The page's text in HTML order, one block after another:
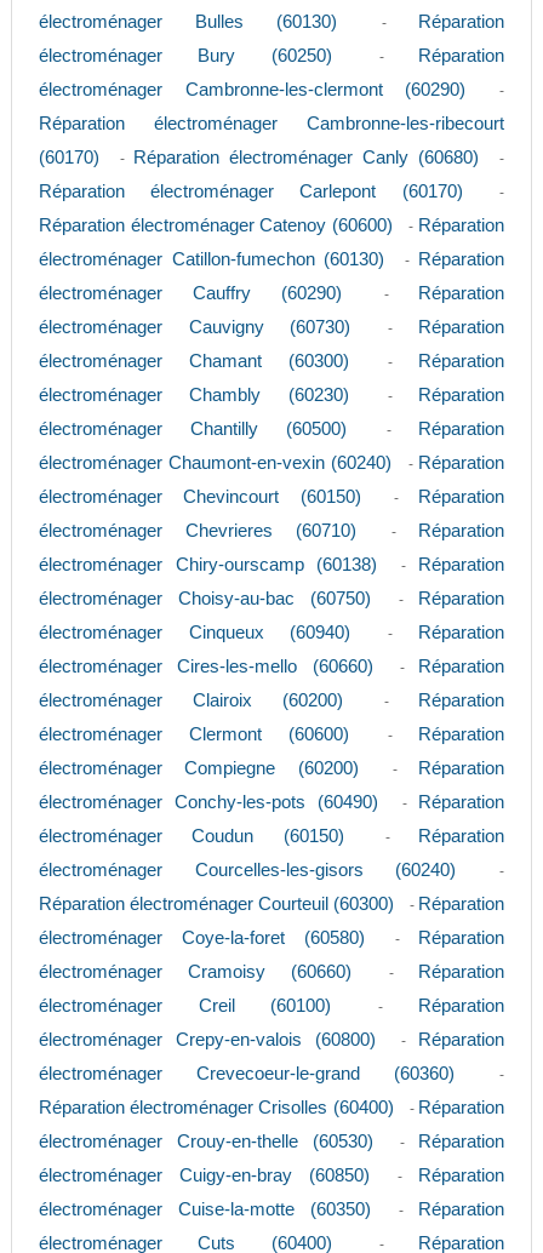
électroménager Bulles (60130)
-
Réparation
électroménager Bury (60250)
-
Réparation
électroménager Cambronne-les-clermont (60290)
-
Réparation électroménager Cambronne-les-ribecourt
(60170)
- Réparation électroménager Canly (60680) -
Réparation électroménager Carlepont (60170) -
Réparation électroménager Catenoy (60600) - Réparation
électroménager Catillon-fumechon (60130)
-
Réparation
électroménager Cauffry (60290)
-
Réparation
électroménager Cauvigny (60730)
-
Réparation
électroménager Chamant (60300)
-
Réparation
électroménager Chambly (60230)
-
Réparation
électroménager Chantilly (60500)
-
Réparation
électroménager Chaumont-en-vexin (60240)
- Réparation
électroménager Chevincourt (60150)
-
Réparation
électroménager Chevrieres (60710)
-
Réparation
électroménager Chiry-ourscamp (60138)
-
Réparation
électroménager Choisy-au-bac (60750)
-
Réparation
électroménager Cinqueux (60940)
-
Réparation
électroménager Cires-les-mello (60660)
-
Réparation
électroménager Clairoix (60200)
-
Réparation
électroménager Clermont (60600)
-
Réparation
électroménager Compiegne (60200)
-
Réparation
électroménager Conchy-les-pots (60490)
-
Réparation
électroménager Coudun (60150)
-
Réparation
électroménager Courcelles-les-gisors (60240)
-
Réparation électroménager Courteuil (60300) - Réparation
électroménager Coye-la-foret (60580)
-
Réparation
électroménager Cramoisy (60660)
-
Réparation
électroménager Creil (60100)
-
Réparation
électroménager Crepy-en-valois (60800)
-
Réparation
électroménager Crevecoeur-le-grand (60360)
-
Réparation électroménager Crisolles (60400) - Réparation
électroménager Crouy-en-thelle (60530)
-
Réparation
électroménager Cuigy-en-bray (60850)
-
Réparation
électroménager Cuise-la-motte (60350)
-
Réparation
électroménager Cuts (60400)
- Réparation